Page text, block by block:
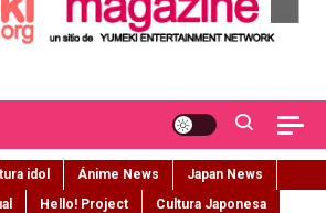
idol Ánime News
Japan News
Hello! Project
Cultura Japonesa